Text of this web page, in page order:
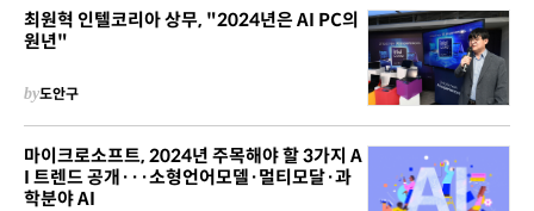
최원혁 인텔코리아 상무, "2024년은 AI PC의
원년"
by도안구
마이크로소프트, 2024년 주목해야 할 3가지 A
I 트렌드 공개···소형언어모델·멀티모달·과
학분야 AI